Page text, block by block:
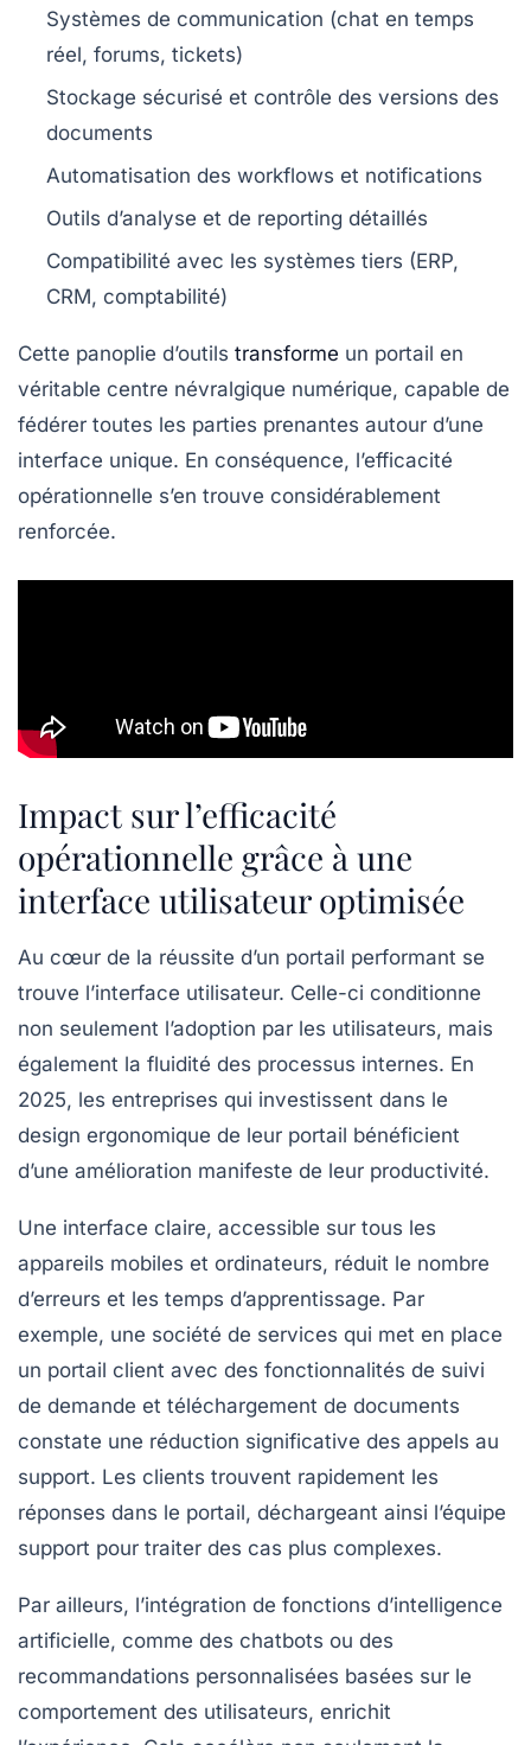
Systèmes de communication (chat en temps
réel, forums, tickets)
Stockage sécurisé et contrôle des versions des
documents
Automatisation des workflows et notifications
Outils d’analyse et de reporting détaillés
Compatibilité avec les systèmes tiers (ERP,
CRM, comptabilité)
Cette panoplie d’outils transforme un portail en
véritable centre névralgique numérique, capable de
fédérer toutes les parties prenantes autour d’une
interface unique. En conséquence, l’efficacité
opérationnelle s’en trouve considérablement
renforcée.
Impact sur l’efficacité
opérationnelle grâce à une
interface utilisateur optimisée
Au cœur de la réussite d’un portail performant se
trouve l’interface utilisateur. Celle-ci conditionne
non seulement l’adoption par les utilisateurs, mais
également la fluidité des processus internes. En
2025, les entreprises qui investissent dans le
design ergonomique de leur portail bénéficient
d’une amélioration manifeste de leur productivité.
Une interface claire, accessible sur tous les
appareils mobiles et ordinateurs, réduit le nombre
d’erreurs et les temps d’apprentissage. Par
exemple, une société de services qui met en place
un portail client avec des fonctionnalités de suivi
de demande et téléchargement de documents
constate une réduction significative des appels au
support. Les clients trouvent rapidement les
réponses dans le portail, déchargeant ainsi l’équipe
support pour traiter des cas plus complexes.
Par ailleurs, l’intégration de fonctions d’intelligence
artificielle, comme des chatbots ou des
recommandations personnalisées basées sur le
comportement des utilisateurs, enrichit